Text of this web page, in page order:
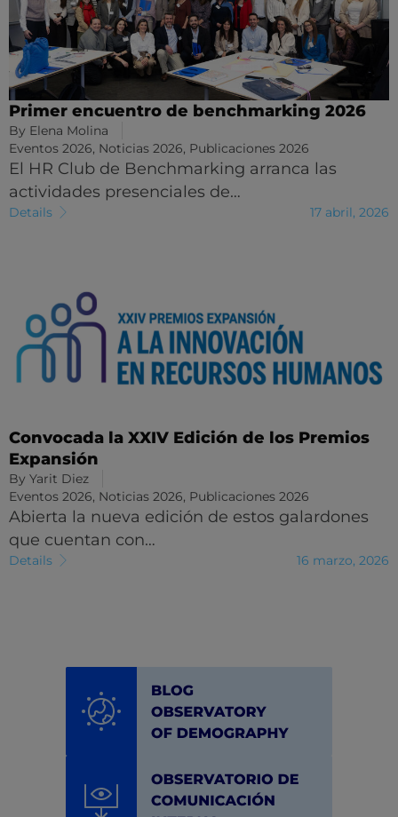
Primer encuentro de benchmarking 2026
By Elena Molina
Eventos 2026, Noticias 2026, Publicaciones 2026
El HR Club de Benchmarking arranca las
actividades presenciales de…
Details 17 abril, 2026
Convocada la XXIV Edición de los Premios
Expansión
By Yarit Diez
Eventos 2026, Noticias 2026, Publicaciones 2026
Abierta la nueva edición de estos galardones
que cuentan con…
Details 16 marzo, 2026